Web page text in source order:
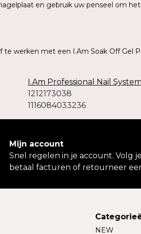
en gebruik uw penseel om
werken met een I.Am Soak Off Gel
I.Am Professional Nail
1212173038
1116084033236
Mijn account
Snel regelen in je account. Volg
betaal facturen of retourneer
NEW